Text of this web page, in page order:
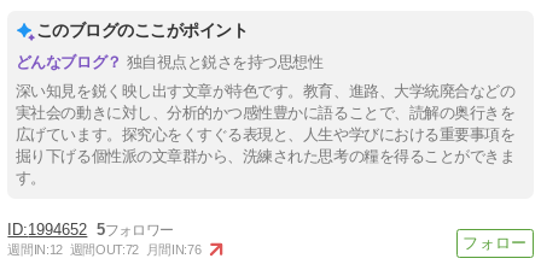
このブログのここがポイント
独自視点と鋭さを持つ思想性
深い知見を鋭く映し出す文章が特色です。教育、進路、大学統廃合などの
実社会の動きに対し、分析的かつ感性豊かに語ることで、読解の奥行きを
広げています。探究心をくすぐる表現と、人生や学びにおける重要事項を
掘り下げる個性派の文章群から、洗練された思考の糧を得ることができま
す。
1994652 5
週間IN:12 週間OUT:72 月間IN:76